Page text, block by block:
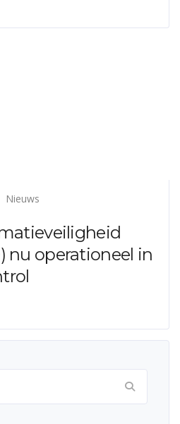
Nieuws
nu operationeel in